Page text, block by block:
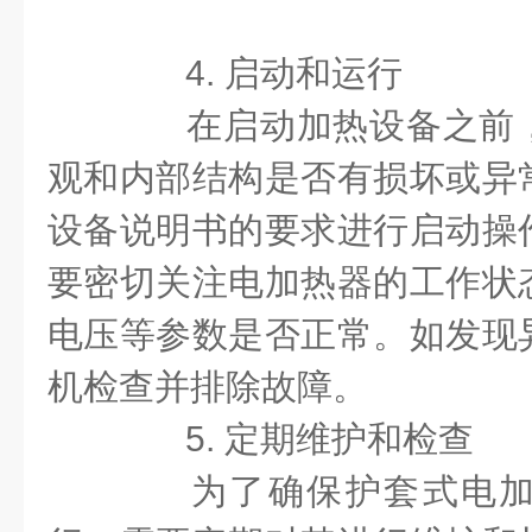
4. 启动和运行
在启动加热设备之前
观和内部结构是否有损坏或
设备说明书的要求进行启动
要密切关注电加热器的工作
电压等参数是否正常。如发
机检查并排除故障。
5. 定期维护和检查
为了确保护套式电加